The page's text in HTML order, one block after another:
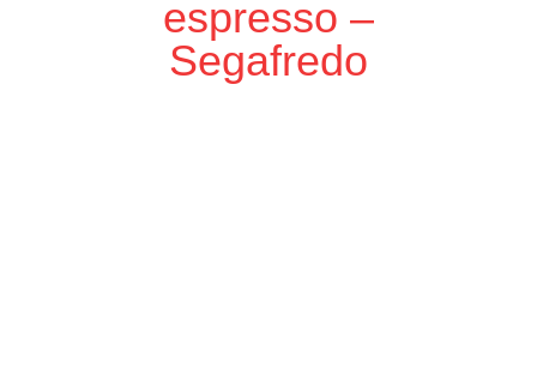
espresso –
Segafredo